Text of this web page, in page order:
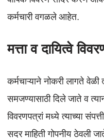
कर्मचारी वगळले आहेत.
मत्ता व दायित्वे
कर्मचाऱ्याने नोकरी लागते वेळी
समजण्यासाठी दिले जाते व
विवरणपत्रां मध्ये त्याच्या
सदर माहिती गोपनीय ठेवली